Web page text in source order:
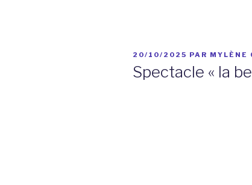
PUBLIÉ
20/10/2025 PAR MYLÈNE
Spectacle « la